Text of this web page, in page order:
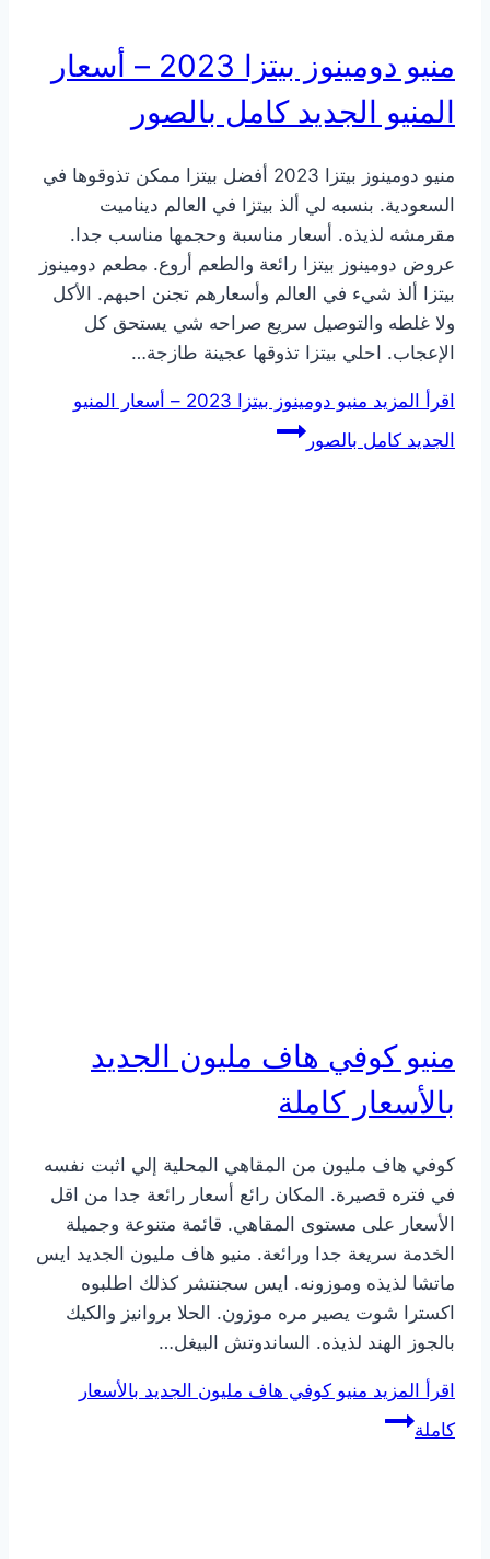
منيو دومينوز بيتزا 2023 – أسعار
المنيو الجديد كامل بالصور
منيو دومينوز بيتزا 2023 أفضل بيتزا ممكن تذوقوها في
السعودية. بنسبه لي ألذ بيتزا في العالم ديناميت
مقرمشه لذيذه. أسعار مناسبة وحجمها مناسب جدا.
عروض دومينوز بيتزا رائعة والطعم أروع. مطعم دومينوز
بيتزا ألذ شيء في العالم وأسعارهم تجنن احبهم. الأكل
ولا غلطه والتوصيل سريع صراحه شي يستحق كل
الإعجاب. احلي بيتزا تذوقها عجينة طازجة…
اقرأ المزيد
منيو دومينوز بيتزا 2023 – أسعار المنيو
الجديد كامل بالصور
منيو كوفي هاف مليون الجديد
بالأسعار كاملة
كوفي هاف مليون من المقاهي المحلية إلي اثبت نفسه
في فتره قصيرة. المكان رائع أسعار رائعة جدا من اقل
الأسعار على مستوى المقاهي. قائمة متنوعة وجميلة
الخدمة سريعة جدا ورائعة. منيو هاف مليون الجديد ايس
ماتشا لذيذه وموزونه. ايس سجنتشر كذلك اطلبوه
اكسترا شوت يصير مره موزون. الحلا بروانيز والكيك
بالجوز الهند لذيذه. الساندوتش البيغل…
اقرأ المزيد منيو كوفي هاف مليون الجديد بالأسعار
كاملة